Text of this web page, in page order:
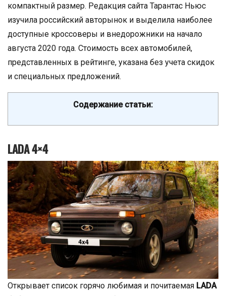
компактный размер. Редакция сайта Тарантас Ньюс
изучила российский авторынок и выделила наиболее
доступные кроссоверы и внедорожники на начало
августа 2020 года. Стоимость всех автомобилей,
представленных в рейтинге, указана без учета скидок
и специальных предложений.
Содержание статьи:
LADA 4×4
Открывает список горячо любимая и почитаемая LADA